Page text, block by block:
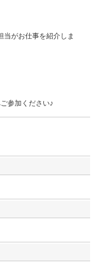
がお仕事を紹介しま
参加ください♪